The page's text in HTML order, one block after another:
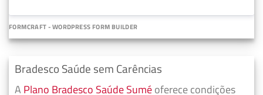
FORMCRAFT - WORDPRESS FORM BUILDER
Bradesco Saúde sem Carências
A Plano Bradesco Saúde Suméoferece condições